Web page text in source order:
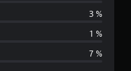
3 %
1 %
7 %